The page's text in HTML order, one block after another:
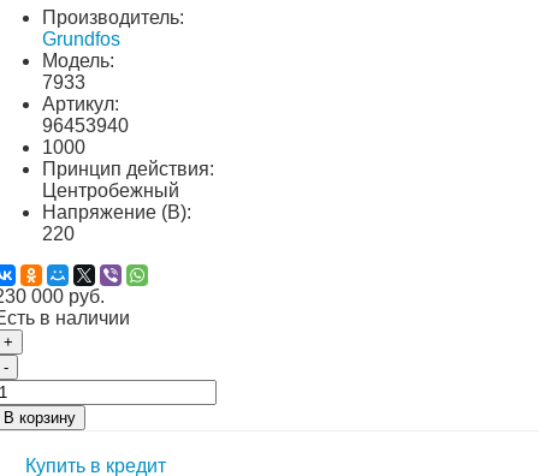
Производитель:
Grundfos
Модель:
7933
Артикул:
96453940
1000
Принцип действия:
Центробежный
Напряжение (В):
220
000 руб.
в наличии
+
-
В корзину
Купить в кредит